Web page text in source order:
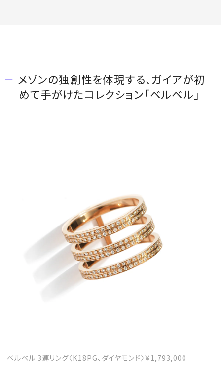
メゾンの独創性を体現する、ガイアが初
めて手がけたコレクション「ベルベル」
ベルベル 3連リング〈K18PG、ダイヤモンド〉￥1,793,000